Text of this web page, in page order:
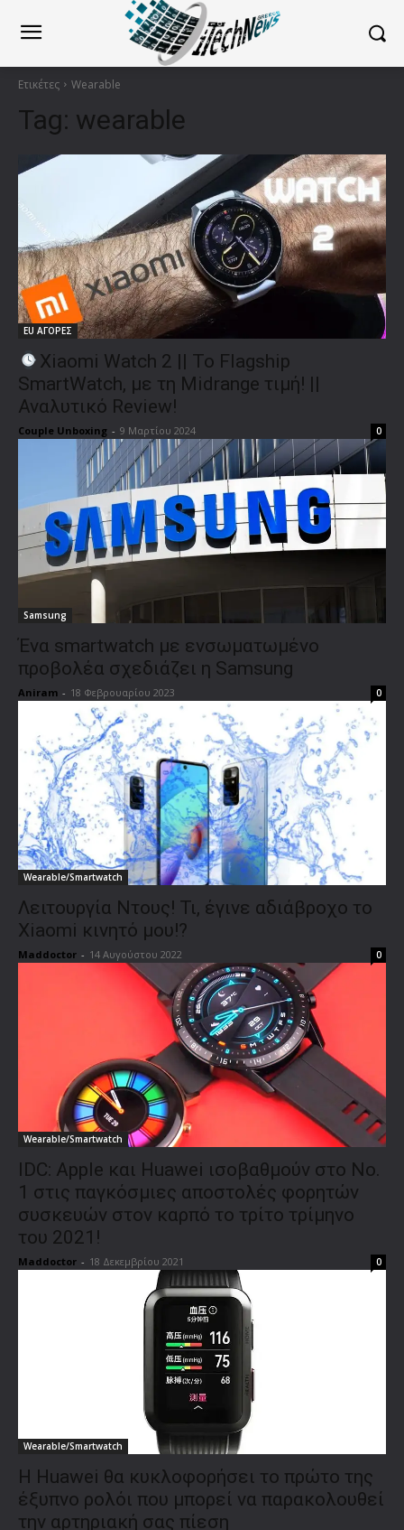
Ετικέτες Wearable
Tag: wearable
EU ΑΓΟΡΕΣ
Xiaomi Watch 2 || To Flagship
SmartWatch, με τη Midrange τιμή! ||
Αναλυτικό Review!
Couple Unboxing - 9 Μαρτίου 2024 0
Samsung
Ένα smartwatch με ενσωματωμένο
προβολέα σχεδιάζει η Samsung
Aniram - 18 Φεβρουαρίου 2023 0
Wearable/Smartwatch
Λειτουργία Ντους! Τι, έγινε αδιάβροχο το
Xiaomi κινητό μου!?
Maddoctor - 14 Αυγούστου 2022 0
Wearable/Smartwatch
IDC: Apple και Huawei ισοβαθμούν στο Νο.
1 στις παγκόσμιες αποστολές φορητών
συσκευών στον καρπό το τρίτο τρίμηνο
του 2021!
Maddoctor - 18 Δεκεμβρίου 2021 0
Wearable/Smartwatch
Η Huawei θα κυκλοφορήσει το πρώτο της
έξυπνο ρολόι που μπορεί να παρακολουθεί
την αρτηριακή σας πίεση